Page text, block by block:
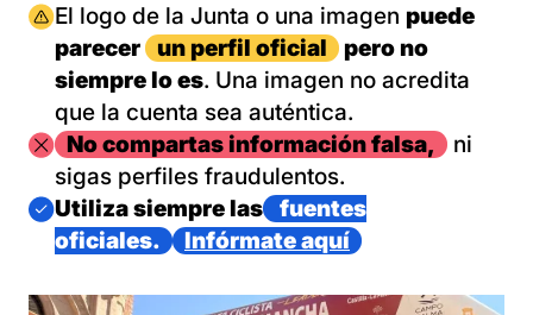
Imagen
El logo de la Junta o una imagen puede
parecer
un perfil oficial
pero no
siempre lo es. Una imagen no acredita
que la cuenta sea auténtica.
ImagenNo compartas información falsa,
ni
sigas perfiles fraudulentos.
Imagen
Utiliza siempre las
fuentes
oficiales.
Infórmate aquí